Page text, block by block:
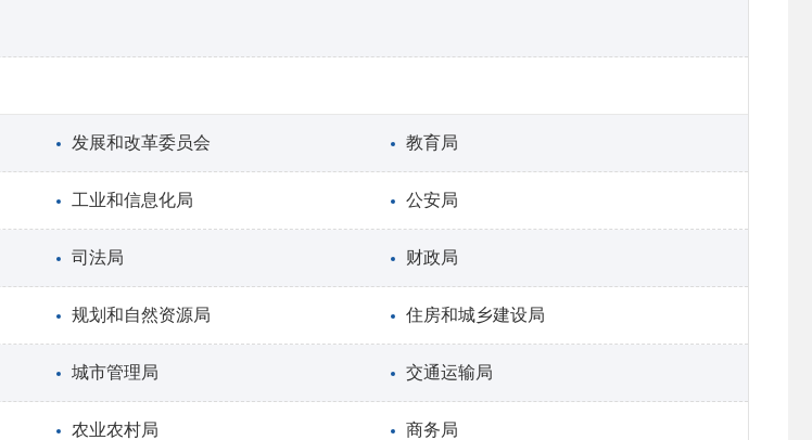
发展和改革委员会 教育局
工业和信息化局 公安局
司法局 财政局
规划和自然资源局 住房和城乡建设局
城市管理局 交通运输局
农业农村局 商务局